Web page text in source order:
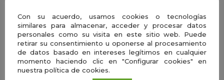
de Andalucía, acoge la […]
en
VER MÁS AGENDA
Con su acuerdo, usamos cookies o tecnologías
similares para almacenar, acceder y procesar datos
personales como su visita en este sitio web. Puede
retirar su consentimiento u oponerse al procesamiento
de datos basado en intereses legítimos en cualquier
momento haciendo clic en "Configurar cookies" en
nuestra política de cookies.